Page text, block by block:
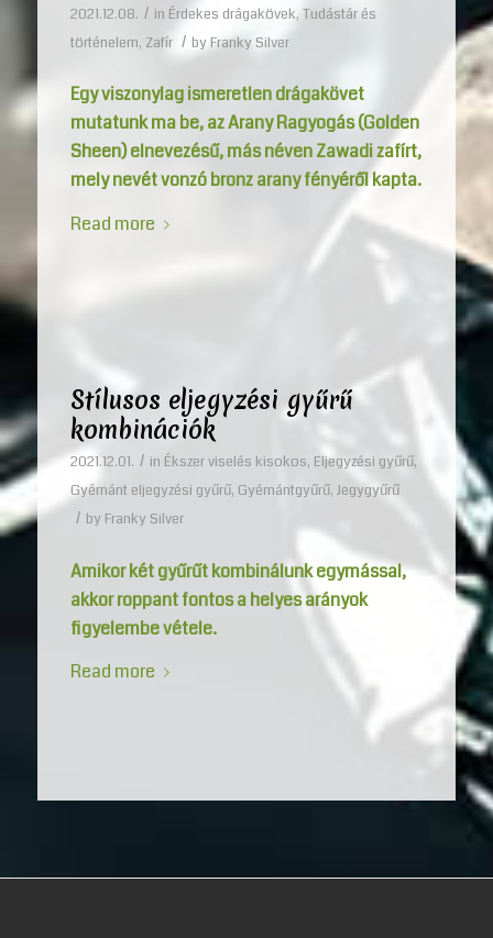
2021.12.08. / in Érdekes drágakövek, Tudástár és
történelem, Zafír / byFranky Silver
Egy viszonylag ismeretlen drágakövet
mutatunk ma be, az Arany Ragyogás (Golden
Sheen) elnevezésű, más néven Zawadi zafírt,
mely nevét vonzó bronz arany fényéről kapta.
Read more
Stílusos eljegyzési gyűrű
kombinációk
2021.12.01. / in Ékszer viselés kisokos, Eljegyzési gyűrű,
Gyémánt eljegyzési gyűrű, Gyémántgyűrű, Jegygyűrű
/ by Franky Silver
Amikor két gyűrűt kombinálunk egymással,
akkor roppant fontos a helyes arányok
figyelembe vétele.
Read more